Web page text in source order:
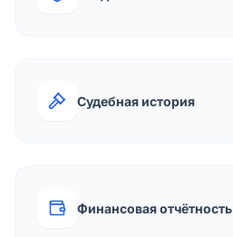
Судебная история
Финансовая отчётность